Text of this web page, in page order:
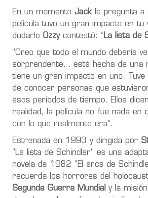
En un momento Jackle pregunta a
película tuvo un gran impacto en tu
dudarlo Ozzycontestó: “La lista de
"Creo que todo el mundo debería
sorprendente... está hecha de una
tiene un gran impacto en uno. Tuve
de conocer personas que
esos períodos de tiempo. Ellos
realidad, la película no fue nada en
con lo que realmente era".
Estrenada en 1993 y dirigida por
"La lista de Schindler" es una
novela de 1982 “El arca de
recuerda los horrores del
Segunda Guerra Mundial y la